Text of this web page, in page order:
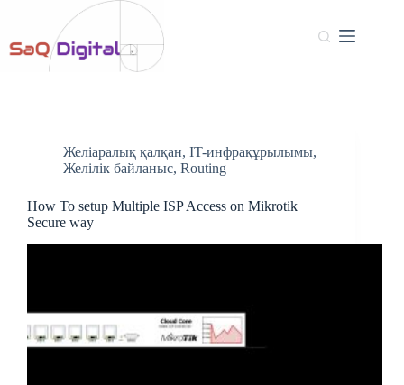
Желіаралық қалқан, IT-инфрақұрылымы,
Желілік байланыс, Routing
How To setup Multiple ISP Access on Mikrotik
Secure way